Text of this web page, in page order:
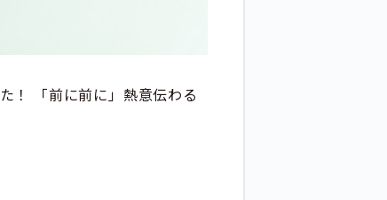
！ 「前に前に」熱意伝わる